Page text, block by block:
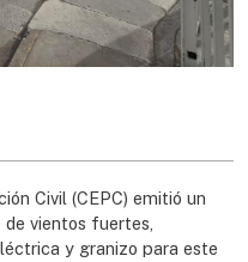
Civil (CEPC) emitió un
vientos fuertes,
y granizo para este